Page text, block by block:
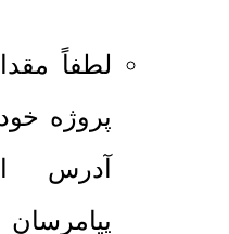
لطفاً
پروژه
آدرس
پیامرسان